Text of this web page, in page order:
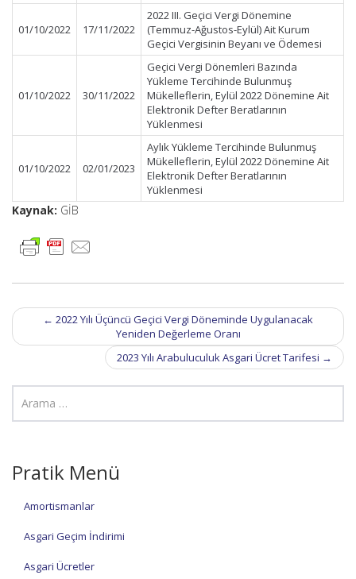
01/10/2022 17/11/2022
2022 III. Geçici Vergi Dönemine
(Temmuz-Ağustos-Eylül) Ait Kurum
Geçici Vergisinin Beyanı ve Ödemesi
01/10/2022 30/11/2022
Geçici Vergi Dönemleri Bazında
Yükleme Tercihinde Bulunmuş
Mükelleflerin, Eylül 2022 Dönemine Ait
Elektronik Defter Beratlarının
Yüklenmesi
01/10/2022 02/01/2023
Aylık Yükleme Tercihinde Bulunmuş
Mükelleflerin, Eylül 2022 Dönemine Ait
Elektronik Defter Beratlarının
Yüklenmesi
Kaynak: GİB
Post
navigation
← 2022 Yılı Üçüncü Geçici Vergi Döneminde Uygulanacak
Yeniden Değerleme Oranı
2023 Yılı Arabuluculuk Asgari Ücret Tarifesi →
Pratik Menü
Amortismanlar
Asgari Geçim İndirimi
Asgari Ücretler